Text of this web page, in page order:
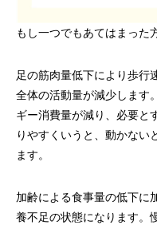
もし一つでもあてはまった
足の筋肉量低下により歩行
全体の活動量が減少します
ギー消費量が減り、必要と
りやすくいうと、動かない
ます。
加齢による食事量の低下に
養不足の状態になります。